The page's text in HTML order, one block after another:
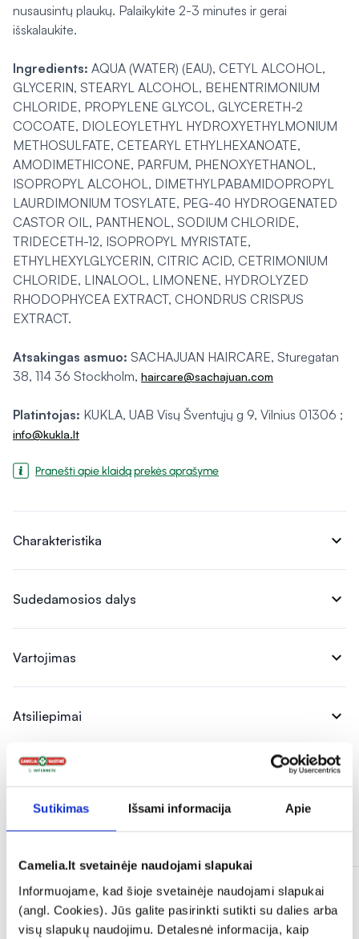
Sutikimas Išsami informacija Apie
Camelia.lt svetainėje naudojami slapukai
Informuojame, kad šioje svetainėje naudojami slapukai
(angl. Cookies). Jūs galite pasirinkti sutikti su dalies arba
visų slapukų naudojimu. Detalesnė informacija, kaip
nusausintų plaukų. Palaikykite 2-3 minutes ir gerai
išskalaukite.
Ingredients: AQUA (WATER) (EAU), CETYL ALCOHOL,
GLYCERIN, STEARYL ALCOHOL, BEHENTRIMONIUM
CHLORIDE, PROPYLENE GLYCOL, GLYCERETH-2
COCOATE, DIOLEOYLETHYL HYDROXYETHYLMONIUM
METHOSULFATE, CETEARYL ETHYLHEXANOATE,
AMODIMETHICONE, PARFUM, PHENOXYETHANOL,
ISOPROPYL ALCOHOL, DIMETHYLPABAMIDOPROPYL
LAURDIMONIUM TOSYLATE, PEG-40 HYDROGENATED
CASTOR OIL, PANTHENOL, SODIUM CHLORIDE,
TRIDECETH-12, ISOPROPYL MYRISTATE,
ETHYLHEXYLGLYCERIN, CITRIC ACID, CETRIMONIUM
CHLORIDE, LINALOOL, LIMONENE, HYDROLYZED
RHODOPHYCEA EXTRACT, CHONDRUS CRISPUS
EXTRACT.
Atsakingas asmuo: SACHAJUAN HAIRCARE, Sturegatan
38, 114 36 Stockholm, haircare@sachajuan.com
Platintojas: KUKLA, UAB Visų Šventųjų g 9, Vilnius 01306 ;
info@kukla.lt
Pranešti apie klaidą prekės aprašyme
Charakteristika expand_more
Sudedamosios dalys expand_more
Vartojimas expand_more
Atsiliepimai expand_more